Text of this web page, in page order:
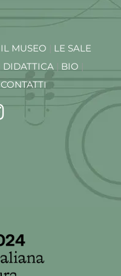
IL MUSEO
LE SALE
DIDATTICA| BIO
CONTATTI